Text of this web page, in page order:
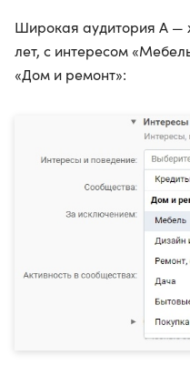
Широкая аудитория А —
лет, с интересом
«Дом и ремонт»: